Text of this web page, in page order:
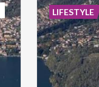
LIFESTYLE